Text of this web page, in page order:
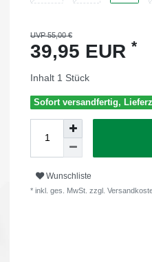
UVP 55,00 €
39,95 EUR *
Inhalt 1 Stück
Sofort versandfertig,
Wunschliste
* inkl. ges. MwSt. zzgl.